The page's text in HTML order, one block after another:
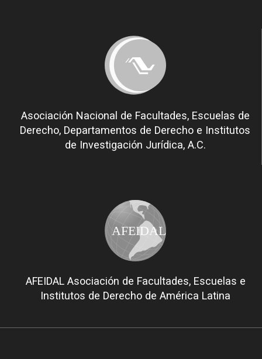
Asociación Nacional de Facultades, Escuelas de
Derecho, Departamentos de Derecho e Institutos
de Investigación Jurídica, A.C.
AFEIDAL
AFEIDAL Asociación de Facultades, Escuelas e
Institutos de Derecho de América Latina